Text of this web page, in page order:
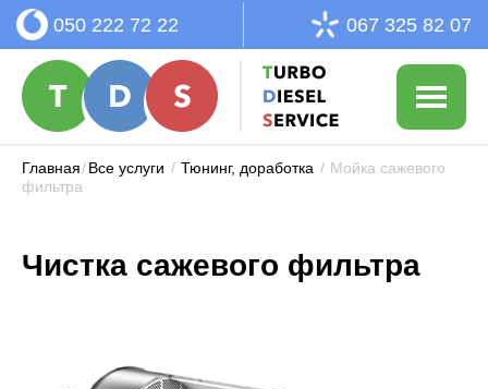
050 222 72 22 067 325 82 07
Главная/Все услуги / Тюнинг, доработка / Мойка сажевого
фильтра
Чистка сажевого фильтра